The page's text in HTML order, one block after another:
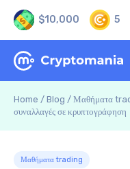
$10,000 5
Home / Blog / Μαθήματα
συναλλαγές σε κρυπτογράφηση
Μαθήματα trading